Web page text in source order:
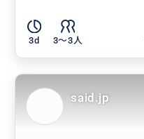
3d 3〜3人
said.jp